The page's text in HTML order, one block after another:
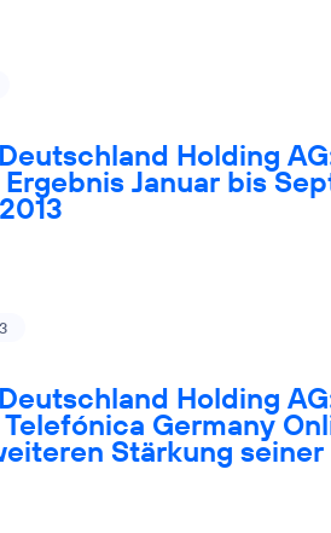
Holding
Januar bis
Holding
Germany
Stärkung